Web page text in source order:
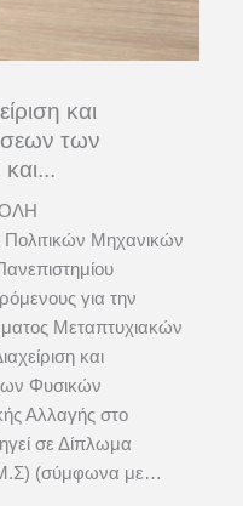
και
των
Μηχανικών
για την
Μεταπτυχιακών
και
Φυσικών
Αλλαγής στο
σε Δίπλωμα
(σύμφωνα με…